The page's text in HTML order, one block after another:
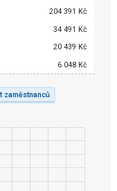
204 391 Kč
34 491 Kč
20 439 Kč
6 048 Kč
zaměstnanců